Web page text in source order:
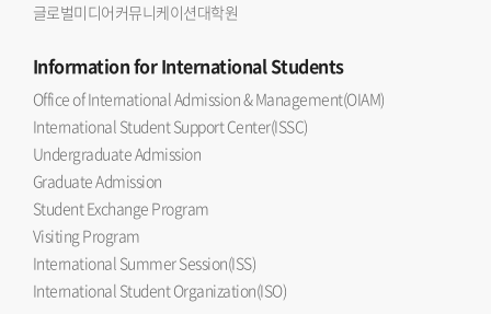
글로벌미디어커뮤니케이션대학원
Informationfor International Students
Office of International Admission & Management(OIAM)
International Student Support Center(ISSC)
Undergraduate Admission
Graduate Admission
Student Exchange Program
Visiting Program
International Summer Session(ISS)
International Student Organization(ISO)